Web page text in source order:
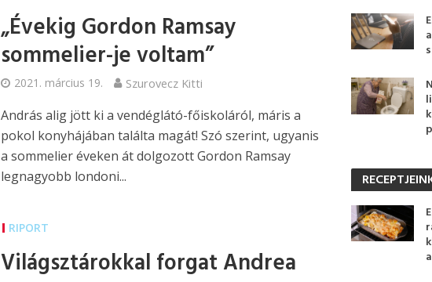
„Évekig Gordon Ramsay
sommelier-je voltam”
2021. március 19. Szurovecz Kitti
András alig jött ki a vendéglátó-főiskoláról, máris a
pokol konyhájában találta magát! Szó szerint, ugyanis
a sommelier éveken át dolgozott Gordon Ramsay
legnagyobb londoni...
RIPORT
Világsztárokkal forgat Andrea